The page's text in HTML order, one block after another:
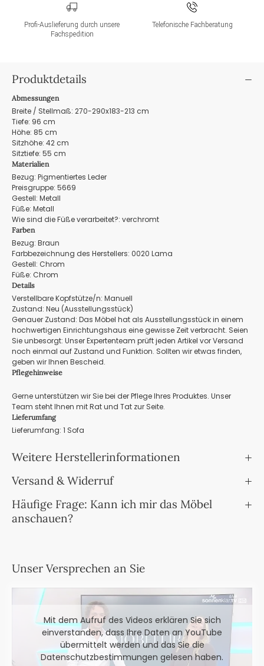
Profi-Auslieferung durch unsere
Fachspedition
Telefonische Fachberatung
Produktdetails
Abmessungen
Breite / Stellmaß: 270-290x183-213 cm
Tiefe: 96 cm
Höhe: 85 cm
Sitzhöhe: 42 cm
Sitztiefe: 55 cm
Materialien
Bezug: Pigmentiertes Leder
Preisgruppe: 5669
Gestell: Metall
Füße: Metall
Wie sind die Füße verarbeitet?: verchromt
Farben
Bezug: Braun
Farbbezeichnung des Herstellers: 0020 Lama
Gestell: Chrom
Füße: Chrom
Details
Verstellbare Kopfstütze/n: Manuell
Zustand: Neu (Ausstellungsstück)
Genauer Zustand: Das Möbel hat als Ausstellungsstück in einem
hochwertigen Einrichtungshaus eine gewisse Zeit verbracht. Seien
Sie unbesorgt: Unser Expertenteam prüft jeden Artikel vor Versand
noch einmal auf Zustand und Funktion. Sollten wir etwas finden,
geben wir Ihnen Bescheid.
Pflegehinweise
Gerne unterstützen wir Sie bei der Pflege Ihres Produktes. Unser
Team steht Ihnen mit Rat und Tat zur Seite.
Lieferumfang
Lieferumfang: 1 Sofa
Weitere Herstellerinformationen
Versand & Widerruf
Häufige Frage: Kann ich mir das Möbel
anschauen?
Unser Versprechen an Sie
Mit dem Aufruf des Videos erklären Sie sich
einverstanden, dass Ihre Daten an YouTube
übermittelt werden und das Sie die
Datenschutzbestimmungen gelesen haben.